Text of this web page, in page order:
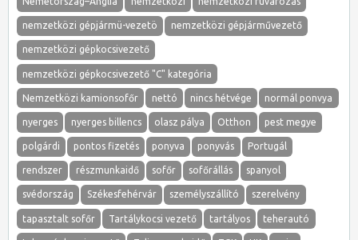
nemzetközi gépjármü-vezetö nemzetközi gépjárművezető
nemzetközi gépkocsivezető
nemzetközi gépkocsivezető "C" kategória
Nemzetközi kamionsofőr nettó nincs hétvége normál ponvya
nyerges nyerges billencs olasz pálya Otthon pest megye
polgárdi pontos fizetés ponyva ponyvás Portugál
rendszer részmunkaidő sofőr sofőrállás spanyol
svédország Székesfehérvár személyszállító szerelvény
tapasztalt sofőr Tartálykocsi vezető tartályos teherautó